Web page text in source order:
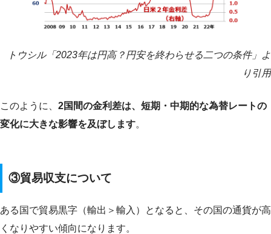
トウシル「2023年は円高？円安を終わらせる二つの条件」よ
り引用
このように、 2国間の金利差は、 短期・中期的な為替レートの
変化に大きな影響を及ぼします。
③貿易収支について
ある国で貿易黒字（輸出＞輸入）となると、その国の通貨が高
くなりやすい傾向になります。